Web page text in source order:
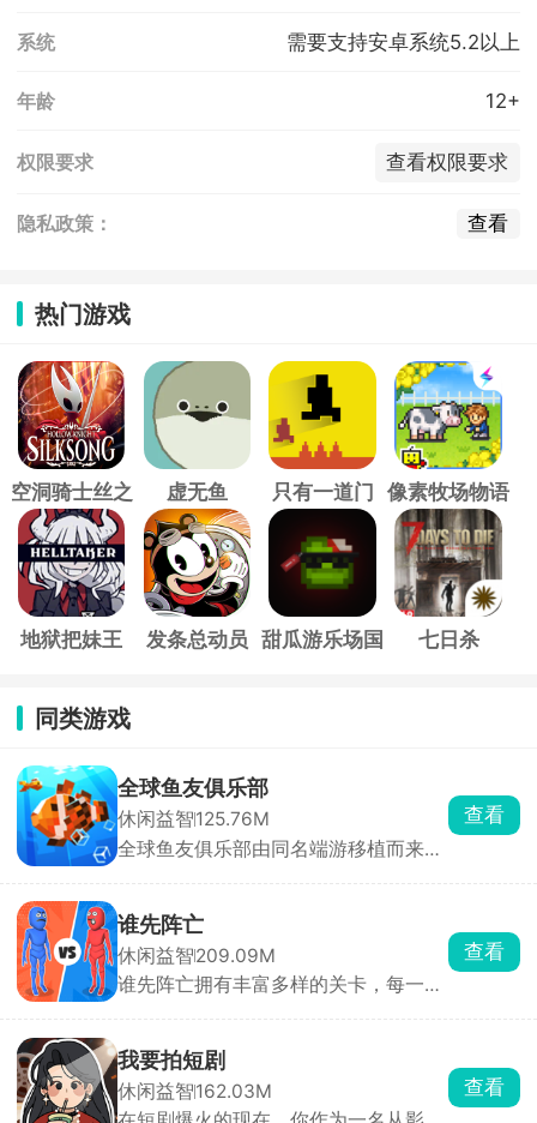
系统 需要支持安卓系统5.2以上
年龄 12+
权限要求 查看权限要求
隐私政策： 查看
热门游戏
空洞骑士丝之
歌
虚无鱼 只有一道门 像素牧场物语
地狱把妹王 发条总动员
甜瓜游乐场国
七日杀
同类游戏
全球鱼友俱乐部
休闲益智125.76M
全球鱼友俱乐部由同名端游移植而来，
考，你只需要钓起各种各样的小鱼，解
锁图鉴，还能让同种鱼群繁殖后代。超
多鱼缸主题任你挑选，搭配丰富装饰物
打造专属水族箱，画面精致、氛围温馨
查看
谁先阵亡
休闲益智209.09M
谁先阵亡拥有丰富多样的关卡，每一关
自由匹配不同对手，操控火柴人移动、
投掷武器展开激烈对战，可使用的武器
道具十分丰富，木棒、火箭炮、手雷等
查看
我要拍短剧
休闲益智162.03M
查看